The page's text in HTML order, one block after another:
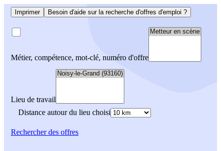
Imprimer Besoin d'aide sur la recherche d'offres d'emploi ?
Métier, compétence, mot-clé, numéro d'offre
Lieu de travail
Distance autour du lieu choisi
Rechercherdes offres